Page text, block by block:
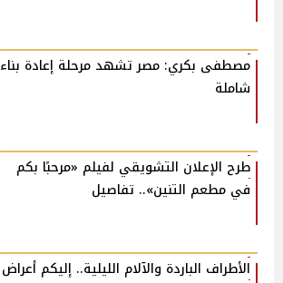
مصطفى بكري: مصر تشهد مرحلة إعادة بناء
شاملة
طرح الإعلان التشويقي لفيلم «مرحبًا بكم
في مطعم التنين».. تفاصيل
الأطراف الباردة والآلام الليلية.. إليكم أعراض